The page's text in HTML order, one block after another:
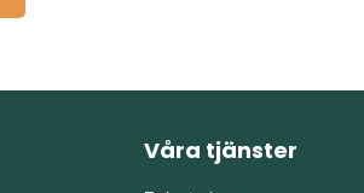
Våra tjänster